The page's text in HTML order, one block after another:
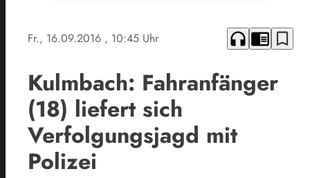
Fr., 16.09.2016 , 10:45 Uhr headphones chrome_reader_mode bookmark_border
Kulmbach: Fahranfänger
(18) liefert sich
Verfolgungsjagd mit
Polizei